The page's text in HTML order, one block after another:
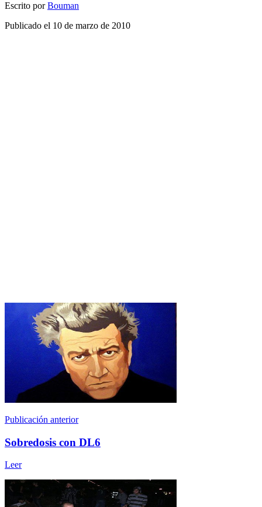
Escrito por Bouman
Publicado el 10 de marzo de 2010
Publicación anterior
Sobredosis con DL6
Leer